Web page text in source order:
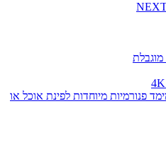
מוגבלת
פנורמיות מיוחדות לפינת אוכל או